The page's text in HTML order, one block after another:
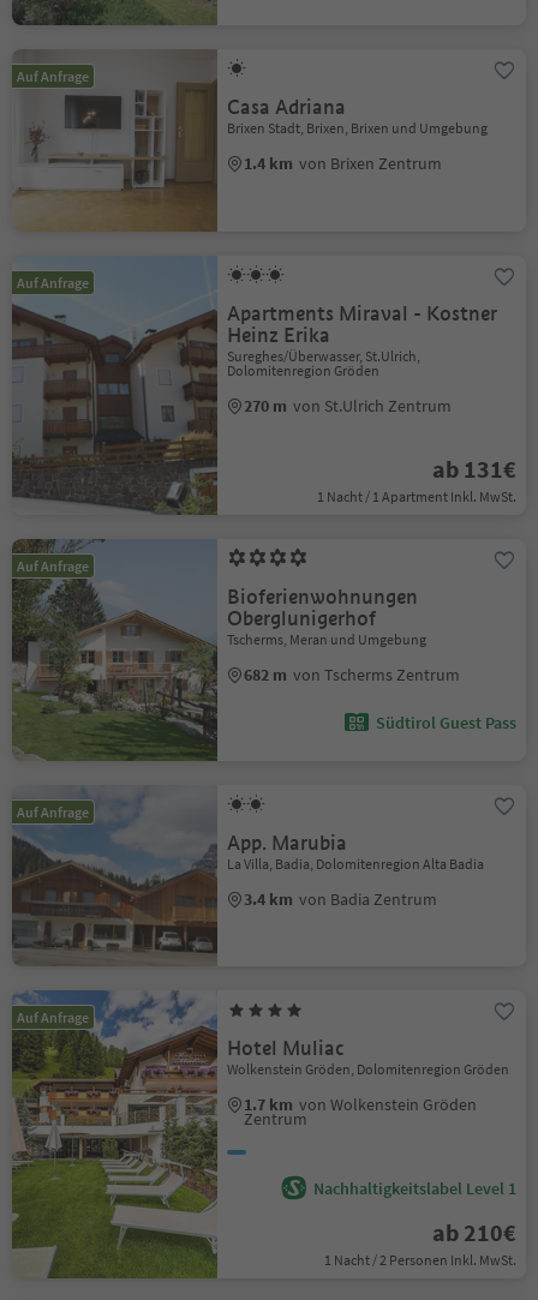
Auf Anfrage
Casa Adriana
Brixen Stadt, Brixen, Brixen und Umgebung
1.4 km von Brixen Zentrum
Auf Anfrage
Apartments Miraval - Kostner
Heinz Erika
Sureghes/Überwasser, St.Ulrich,
Dolomitenregion Gröden
270 m von St.Ulrich Zentrum
ab 131€
1 Nacht / 1 Apartment Inkl. MwSt.
Auf Anfrage
Bioferienwohnungen
Oberglunigerhof
Tscherms, Meran und Umgebung
682 m von Tscherms Zentrum
Südtirol Guest Pass
Auf Anfrage
App. Marubia
La Villa, Badia, Dolomitenregion Alta Badia
3.4 km von Badia Zentrum
Auf Anfrage
Hotel Muliac
Wolkenstein Gröden, Dolomitenregion Gröden
1.7 km von Wolkenstein Gröden
Zentrum
Nachhaltigkeitslabel Level 1
ab 210€
1 Nacht / 2 Personen Inkl. MwSt.